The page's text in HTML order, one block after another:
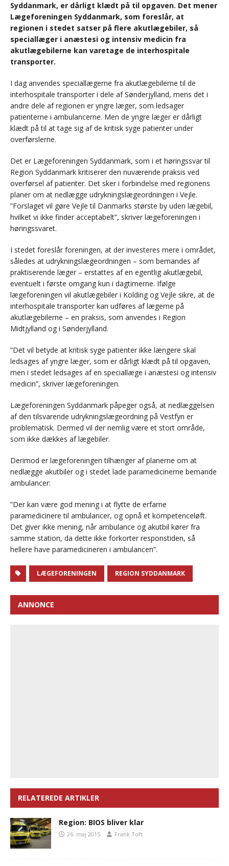
Syddanmark, er dårligt klædt på til opgaven. Det mener
Lægeforeningen Syddanmark, som foreslår, at
regionen i stedet satser på flere akutlægebiler, så
speciallæger i anæstesi og intensiv medicin fra
akutlægebilerne kan varetage de interhospitale
transporter.
I dag anvendes speciallægerne fra akutlægebilerne til de
interhospitale transporter i dele af Sønderjylland, mens det i
andre dele af regionen er yngre læger, som ledsager
patienterne i ambulancerne. Men de yngre læger er dårligt
klædt på til at tage sig af de kritisk syge patienter under
overførslerne.
Det er Lægeforeningen Syddanmark, som i et høringssvar til
Region Syddanmark kritiserer den nuværende praksis ved
overførsel af patienter. Det sker i forbindelse med regionens
planer om at nedlægge udrykningslægeordningen i Vejle.
”Forslaget vil gøre Vejle til Danmarks største by uden lægebil,
hvilket vi ikke finder acceptabelt”, skriver lægeforeningen i
høringssvaret.
I stedet foreslår foreningen, at der investeres mere i området,
således at udrykningslægeordningen – som bemandes af
praktiserende læger – erstattes af en egentlig akutlægebil,
eventuelt i første omgang kun i dagtimerne. Ifølge
lægeforeningen vil akutlægebiler i Kolding og Vejle sikre, at de
interhospitale transporter kan udføres af lægerne på
akutlægebilerne – en praksis, som anvendes i Region
Midtjylland og i Sønderjylland.
”Det vil betyde at kritisk syge patienter ikke længere skal
ledsages af yngre læger, som er dårligt klædt på til opgaven,
men i stedet ledsages af en speciallæge i anæstesi og intensiv
medicin”, skriver lægeforeningen.
Lægeforeningen Syddanmark påpeger også, at nedlæggelsen
af den tilsvarende udrykningslægeordning på Vestfyn er
problematisk. Dermed vil der nemlig være et stort område,
som ikke dækkes af lægebiler.
Derimod er lægeforeningen tilhænger af planerne om at
nedlægge akutbiler og i stedet lade paramedicinerne bemande
ambulancer:
”Der kan være god mening i at flytte de erfarne
paramedicinere til ambulancer, og opnå et kompetenceløft.
Det giver ikke mening, når ambulance og akutbil kører fra
samme station, da dette ikke forkorter responstiden, så
hellere have paramedicineren i ambulancen”.
LÆGEFORENINGEN REGION SYDDANMARK
ANNONCE
RELATEREDE ARTIKLER
Region: BIOS bliver klar
26. maj 2015 Frank Toft